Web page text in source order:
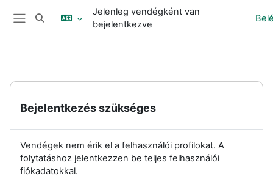
Tovább a fő tartalomhoz
Oldalpanel
Keresési bemeneti adatok váltása
Jelenleg vendégként van
bejelentkezve
Bejelentkezés szükséges
Vendégek nem érik el a felhasználói profilokat. A
folytatáshoz jelentkezzen be teljes felhasználói
fiókadatokkal.